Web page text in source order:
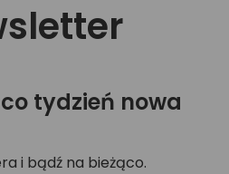
tydzień nowa
i bądź na bieżąco.